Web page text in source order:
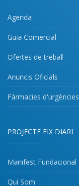
Agenda
Guia Comercial
Ofertes de treball
Anuncis Oficials
Fàrmacies d'urgències
PROJECTE EIX DIARI
Manifest Fundacional
Qui Som